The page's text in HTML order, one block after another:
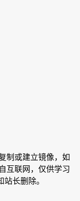
制或建立镜像，如
互联网，仅供学习
长删除。